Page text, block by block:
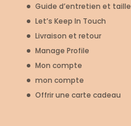
Guide d’entretien et taille
Let’s Keep In Touch
Livraison et retour
Manage Profile
Mon compte
mon compte
Offrir une carte cadeau